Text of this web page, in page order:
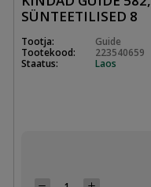
SÜNTEETILISED 8
Tootja:
Guide
Tootekood:
223540659
Staatus:
Laos